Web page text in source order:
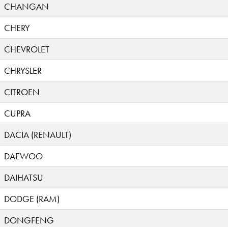
CHANGAN
CHERY
CHEVROLET
CHRYSLER
CITROEN
CUPRA
DACIA (RENAULT)
DAEWOO
DAIHATSU
DODGE (RAM)
DONGFENG